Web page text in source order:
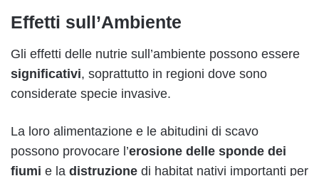
Effetti sull’Ambiente
Gli effetti delle nutrie sull’ambiente possono essere
significativi, soprattutto in regioni dove sono
considerate specie invasive.
La loro alimentazione e le abitudini di scavo
possono provocare l’erosione delle sponde dei
fiumi e la distruzione di habitat nativi importanti per